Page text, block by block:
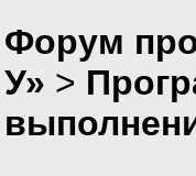
Форум
У» >